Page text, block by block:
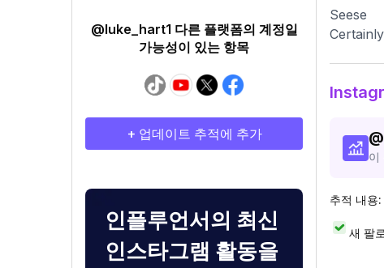
@luke_hart1 다른 플랫폼의 계정일
가능성이 있는 항목
+ 업데이트 추적에 추가
인플루언서의 최신
인스타그램 활동을
Seese
@
이
추적 내용:
새 팔